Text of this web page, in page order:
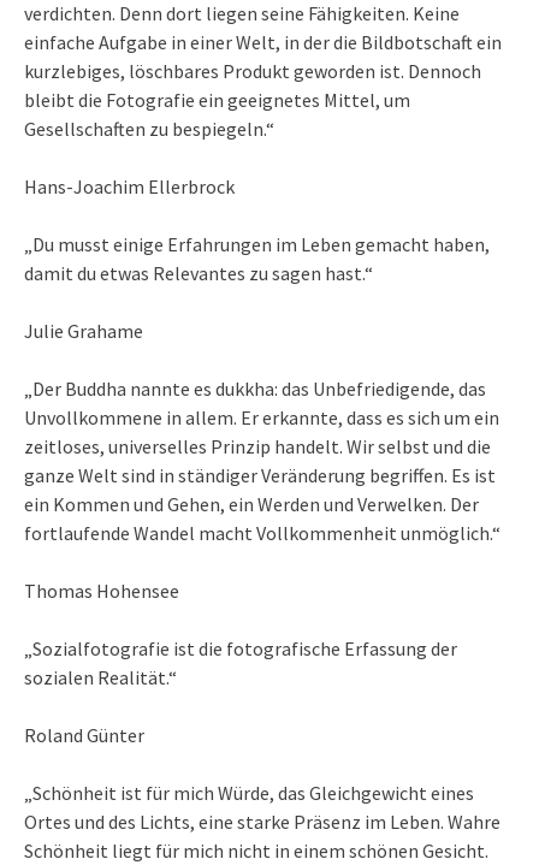
verdichten. Denn dort liegen seine Fähigkeiten. Keine
einfache Aufgabe in einer Welt, in der die Bildbotschaft ein
kurzlebiges, löschbares Produkt geworden ist. Dennoch
bleibt die Fotografie ein geeignetes Mittel, um
Gesellschaften zu bespiegeln.“
Hans-Joachim Ellerbrock
„Du musst einige Erfahrungen im Leben gemacht haben,
damit du etwas Relevantes zu sagen hast.“
Julie Grahame
„Der Buddha nannte es dukkha: das Unbefriedigende, das
Unvollkommene in allem. Er erkannte, dass es sich um ein
zeitloses, universelles Prinzip handelt. Wir selbst und die
ganze Welt sind in ständiger Veränderung begriffen. Es ist
ein Kommen und Gehen, ein Werden und Verwelken. Der
fortlaufende Wandel macht Vollkommenheit unmöglich.“
Thomas Hohensee
„Sozialfotografie ist die fotografische Erfassung der
sozialen Realität.“
Roland Günter
„Schönheit ist für mich Würde, das Gleichgewicht eines
Ortes und des Lichts, eine starke Präsenz im Leben. Wahre
Schönheit liegt für mich nicht in einem schönen Gesicht.